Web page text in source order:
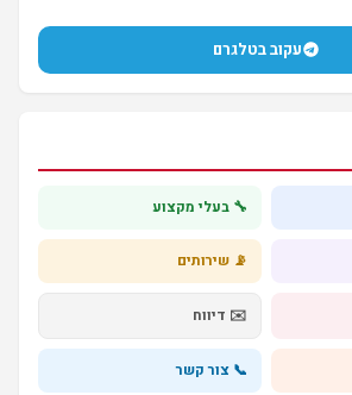
עקוב בטלגרם
🔧 בעלי מקצוע
📡 שירותים
✉️ דיווח
📞 צור קשר